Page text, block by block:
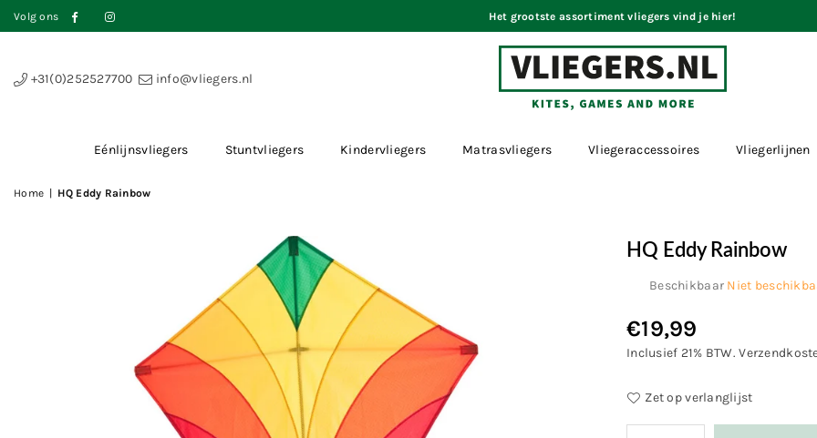
Volg ons Facebook Het grootste assortiment vliegers vind je hier!
+31(0)252527700 info@vliegers.nl
Eénlijnsvliegers Stuntvliegers Kindervliegers Matrasvliegers Vliegeraccessoires Vliegerlijnen
Home HQ Eddy Rainbow
HQ Eddy Rainbow
Beschikbaar Niet
Normale
prijs
€19,99
Inclusief 21% BTW.
Zet op verlanglijst